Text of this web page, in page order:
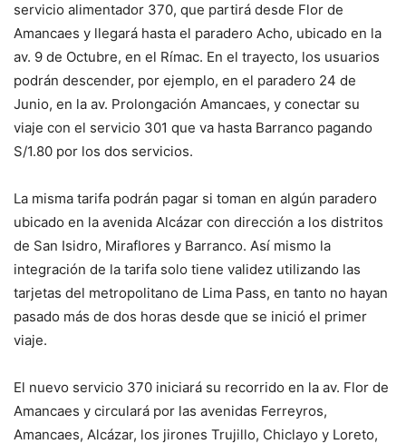
servicio alimentador 370, que partirá desde Flor de
Amancaes y llegará hasta el paradero Acho, ubicado en la
av. 9 de Octubre, en el Rímac. En el trayecto, los usuarios
podrán descender, por ejemplo, en el paradero 24 de
Junio, en la av. Prolongación Amancaes, y conectar su
viaje con el servicio 301 que va hasta Barranco pagando
S/1.80 por los dos servicios.
La misma tarifa podrán pagar si toman en algún paradero
ubicado en la avenida Alcázar con dirección a los distritos
de San Isidro, Miraflores y Barranco. Así mismo la
integración de la tarifa solo tiene validez utilizando las
tarjetas del metropolitano de Lima Pass, en tanto no hayan
pasado más de dos horas desde que se inició el primer
viaje.
El nuevo servicio 370 iniciará su recorrido en la av. Flor de
Amancaes y circulará por las avenidas Ferreyros,
Amancaes, Alcázar, los jirones Trujillo, Chiclayo y Loreto,